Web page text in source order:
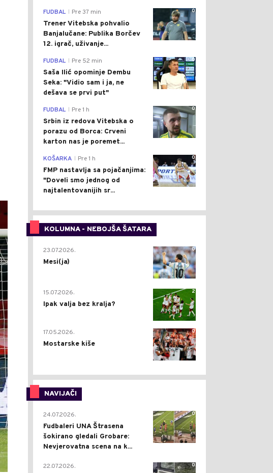
0
FUDBAL Pre 37 min
Trener Vitebska pohvalio
Banjalučane: Publika Borčev
12. igrač, uživanje...
0
FUDBAL Pre 52 min
Saša Ilić opominje Dembu
Seka: "Vidio sam i ja, ne
dešava se prvi put"
0
FUDBAL Pre 1 h
Srbin iz redova Vitebska o
porazu od Borca: Crveni
karton nas je poremet...
0
KOŠARKA Pre 1 h
FMP nastavlja sa pojačanjima:
"Doveli smo jednog od
najtalentovanijih sr...
KOLUMNA - NEBOJŠA ŠATARA
0
23.07.2026.
Mesi(ja)
2
15.07.2026.
Ipak valja bez kralja?
0
17.05.2026.
Mostarske kiše
NAVIJAČI
0
24.07.2026.
Fudbaleri UNA Štrasena
šokirano gledali Grobare:
Nevjerovatna scena na k...
0
22.07.2026.